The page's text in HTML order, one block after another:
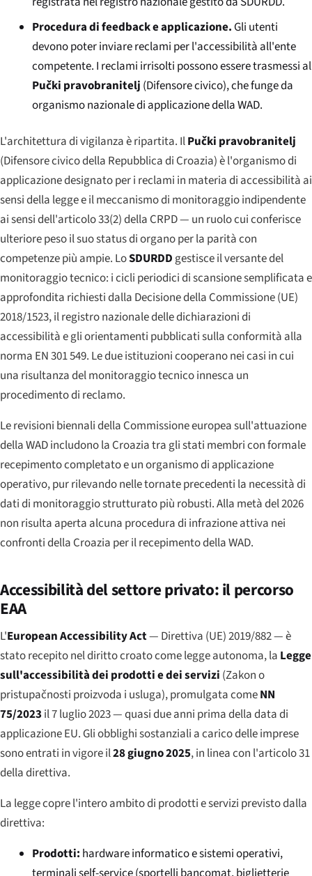
Procedura di feedback e applicazione.Gli utenti
devono poter inviare reclami per l'accessibilità all'ente
competente. I reclami irrisolti possono essere trasmessi al
Pučki pravobranitelj (Difensore civico), che funge da
organismo nazionale di applicazione della WAD.
L'architettura di vigilanza è ripartita. IlPučki pravobranitelj
(Difensore civico della Repubblica di Croazia) è l'organismo di
applicazione designato per i reclami in materia di accessibilità ai
sensi della legge e il meccanismo di monitoraggio indipendente
ai sensi dell'articolo 33(2) della CRPD — un ruolo cui conferisce
ulteriore peso il suo status di organo per la parità con
competenze più ampie. LoSDURDDgestisce il versante del
monitoraggio tecnico: i cicli periodici di scansione semplificata e
approfondita richiesti dalla Decisione della Commissione (UE)
2018/1523, il registro nazionale delle dichiarazioni di
accessibilità e gli orientamenti pubblicati sulla conformità alla
norma EN 301 549. Le due istituzioni cooperano nei casi in cui
una risultanza del monitoraggio tecnico innesca un
procedimento di reclamo.
Le revisioni biennali della Commissione europea sull'attuazione
della WAD includono la Croazia tra gli stati membri con formale
recepimento completato e un organismo di applicazione
operativo, pur rilevando nelle tornate precedenti la necessità di
dati di monitoraggio strutturato più robusti. Alla metà del 2026
non risulta aperta alcuna procedura di infrazione attiva nei
confronti della Croazia per il recepimento della WAD.
Accessibilità del settore privato: il percorso
EAA
L'European Accessibility Act— Direttiva (UE) 2019/882 — è
stato recepito nel diritto croato come legge autonoma, la Legge
sull'accessibilità dei prodotti e dei servizi (Zakon o
pristupačnosti proizvoda i usluga), promulgata comeNN
75/2023 il 7 luglio 2023 — quasi due anni prima della data di
applicazione EU. Gli obblighi sostanziali a carico delle imprese
sono entrati in vigore il28 giugno 2025, in linea con l'articolo 31
della direttiva.
La legge copre l'intero ambito di prodotti e servizi previsto dalla
direttiva:
Prodotti: hardware informatico e sistemi operativi,